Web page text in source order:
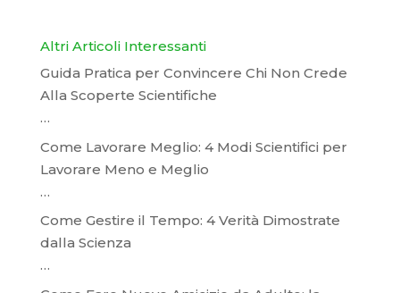
Altri Articoli Interessanti
Guida Pratica per Convincere Chi Non Crede
Alla Scoperte Scientifiche
…
Come Lavorare Meglio: 4 Modi Scientifici per
Lavorare Meno e Meglio
…
Come Gestire il Tempo: 4 Verità Dimostrate
dalla Scienza
…